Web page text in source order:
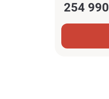
254 990